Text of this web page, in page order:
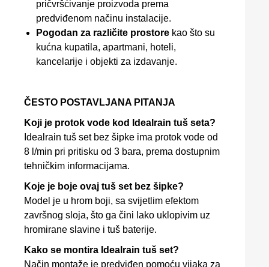
pričvršćivanje proizvoda prema
predviđenom načinu instalacije.
Pogodan za različite prostore kao što su
kućna kupatila, apartmani, hoteli,
kancelarije i objekti za izdavanje.
ČESTO POSTAVLJANA PITANJA
Koji je protok vode kod Idealrain tuš seta?
Idealrain tuš set bez šipke ima protok vode od
8 l/min pri pritisku od 3 bara, prema dostupnim
tehničkim informacijama.
Koje je boje ovaj tuš set bez šipke?
Model je u hrom boji, sa svijetlim efektom
završnog sloja, što ga čini lako uklopivim uz
hromirane slavine i tuš baterije.
Kako se montira Idealrain tuš set?
Način montaže je predviđen pomoću vijaka za